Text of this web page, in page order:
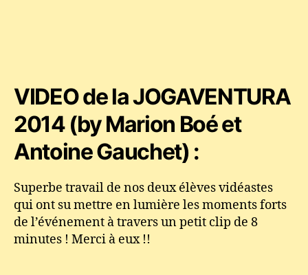
VIDEO de la JOGAVENTURA
2014 (by Marion Boé et
Antoine Gauchet) :
Superbe travail de nos deux élèves vidéastes
qui ont su mettre en lumière les moments forts
de l’événement à travers un petit clip de 8
minutes ! Merci à eux !!